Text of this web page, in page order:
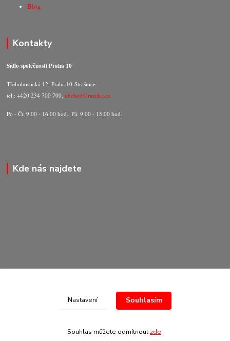
Blog
Kontakty
Sídlo společnosti Praha 10
Třebohostická 12, Praha 10-Strašnice
tel.: +420 234 700 700,obchod@razitka.cz
Po - Čt: 9:00 - 16:00 hod., Pá: 9:00 - 15:00 hod.
Kde nás najdete
© Copyright 2020-2026 Marking Center CZ a.s.
Nastavení Souhlasím
Souhlas můžete odmítnout zde.